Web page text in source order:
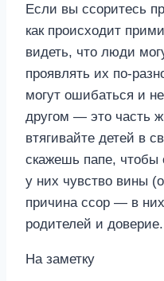
Если вы ссоритесь
как происходит
видеть, что люди
проявлять их по-
могут ошибаться и
другом — это часть
втягивайте детей в
скажешь папе,
у них чувство вины
причина ссор — в
родителей и доверие.
На заметку